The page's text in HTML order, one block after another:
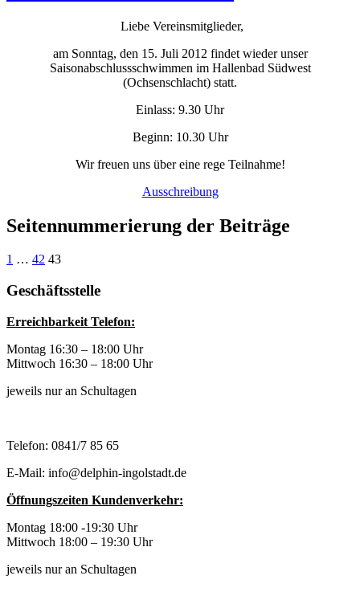
Liebe Vereinsmitglieder,
am Sonntag, den 15. Juli 2012 findet wieder unser
Saisonabschlussschwimmen im Hallenbad Südwest
(Ochsenschlacht) statt.
Einlass: 9.30 Uhr
Beginn: 10.30 Uhr
Wir freuen uns über eine rege Teilnahme!
Ausschreibung
Seitennummerierung der Beiträge
1 … 42 43
Geschäftsstelle
Erreichbarkeit Telefon:
Montag 16:30 – 18:00 Uhr
Mittwoch 16:30 – 18:00 Uhr
jeweils nur an Schultagen
Telefon: 0841/7 85 65
E-Mail: info@delphin-ingolstadt.de
Öffnungszeiten Kundenverkehr:
Montag 18:00 -19:30 Uhr
Mittwoch 18:00 – 19:30 Uhr
jeweils nur an Schultagen